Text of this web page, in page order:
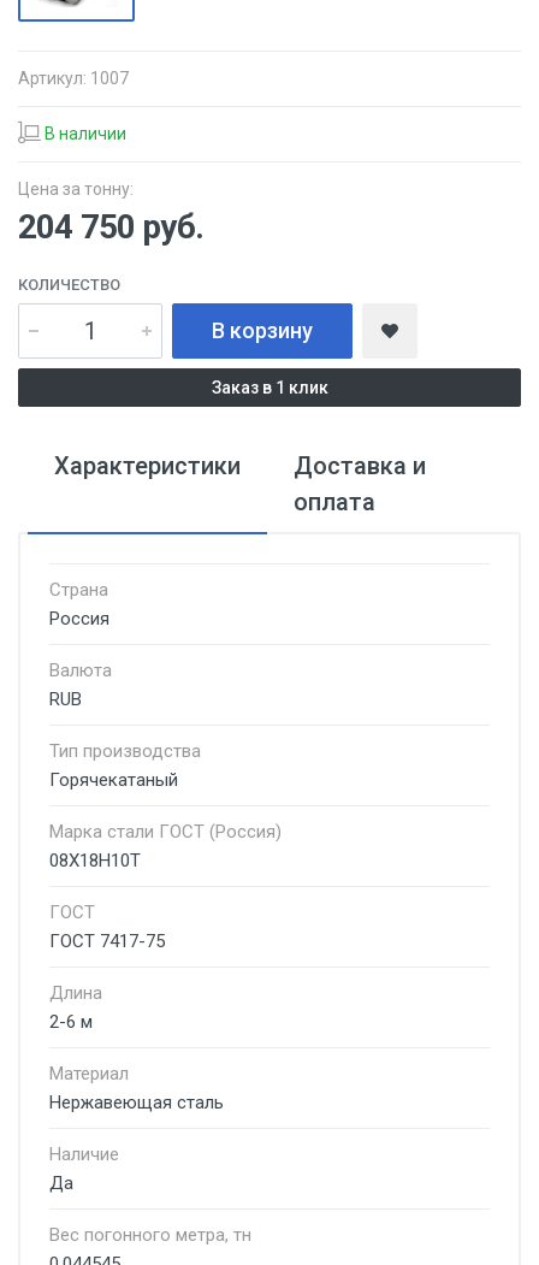
Артикул: 1007
В наличии
Цена за тонну:
204 750 руб.
КОЛИЧЕСТВО
В корзину
Заказ в 1 клик
Характеристики
Доставка и
оплата
Страна
Россия
Валюта
RUB
Тип производства
Горячекатаный
Марка стали ГОСТ (Россия)
08Х18Н10Т
ГОСТ
ГОСТ 7417-75
Длина
2-6 м
Материал
Нержавеющая сталь
Наличие
Да
Вес погонного метра, тн